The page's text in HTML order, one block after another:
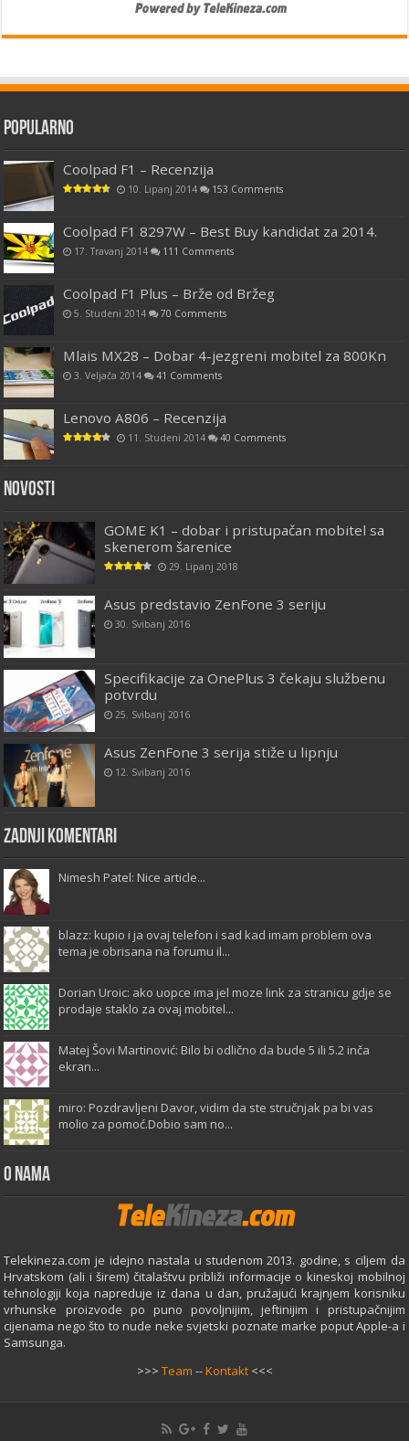
Popularno
Coolpad F1 – Recenzija
10. Lipanj 2014 153 Comments
Coolpad F1 8297W – Best Buy kandidat za 2014.
17. Travanj 2014 111 Comments
Coolpad F1 Plus – Brže od Bržeg
5. Studeni 2014 70 Comments
Mlais MX28 – Dobar 4-jezgreni mobitel za 800Kn
3. Veljača 2014 41 Comments
Lenovo A806 – Recenzija
11. Studeni 2014 40 Comments
Novosti
GOME K1 – dobar i pristupačan mobitel sa
skenerom šarenice
29. Lipanj 2018
Asus predstavio ZenFone 3 seriju
30. Svibanj 2016
Specifikacije za OnePlus 3 čekaju službenu
potvrdu
25. Svibanj 2016
Asus ZenFone 3 serija stiže u lipnju
12. Svibanj 2016
Zadnji komentari
Nimesh Patel: Nice article...
blazz: kupio i ja ovaj telefon i sad kad imam problem ova
tema je obrisana na forumu il...
Dorian Uroic: ako uopce ima jel moze link za stranicu gdje se
prodaje staklo za ovaj mobitel...
Matej Šovi Martinović: Bilo bi odlično da bude 5 ili 5.2 inča
ekran...
miro: Pozdravljeni Davor, vidim da ste stručnjak pa bi vas
molio za pomoć.Dobio sam no...
O Nama
Telekineza.com je idejno nastala u studenom 2013. godine, s ciljem da
Hrvatskom (ali i širem) čitalaštvu približi informacije o kineskoj mobilnoj
tehnologiji koja napreduje iz dana u dan, pružajući krajnjem korisniku
vrhunske proizvode po puno povoljnijim, jeftinijim i pristupačnijim
cijenama nego što to nude neke svjetski poznate marke poput Apple-a i
Samsunga.
>>> Team --Kontakt<<<